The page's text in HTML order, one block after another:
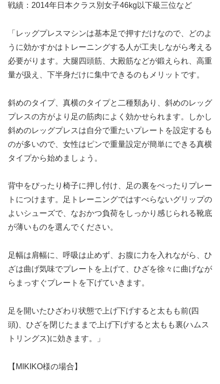
戦績：2014年日本クラス別女子46kg以下級三位など
「レッグプレスマシンは基本足で押すだけなので、どのよ
うに効かすかはトレーニングする人が工夫しながら考える
必要がります。大腿四頭筋、大殿筋などが鍛えられ、高重
量が扱え、下半身だけに集中できるのもメリットです。
斜めのタイプ、真横のタイプと二種類あり、斜めのレッグ
プレスの方がより足の筋肉によく効かせられます。しかし
斜めのレッグプレスは自分で重たいプレートを設定するも
のが多いので、女性はピンで重量設定が簡単にできる真横
タイプから始めましょう。
背中をぴったり椅子に押し付け、足の裏をぺったりプレー
トにつけます。足トレーニングではすべらないグリップの
よいシューズで、なおかつ負荷をしっかり感じられる靴底
が薄いものを選んでください。
足幅は肩幅に、呼吸は止めず、お腹に力を入れながら、ひ
ざは曲げ気味でプレートを上げて、ひざを徐々に曲げなが
らまっすぐプレートを下げていきます。
足を開いたひざわり状態で上げ下げすると太もも前(四
頭)、ひざを閉じたままで上げ下げすると太もも裏(ハムス
トリングス)に効きます。」
【MIKIKO様の場合】